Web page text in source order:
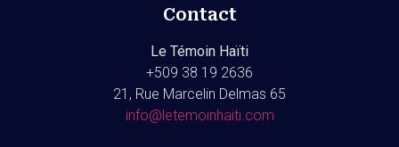
Contact
Le Témoin Haïti
+509 38 19 2636
21, Rue Marcelin Delmas 65
info@letemoinhaiti.com